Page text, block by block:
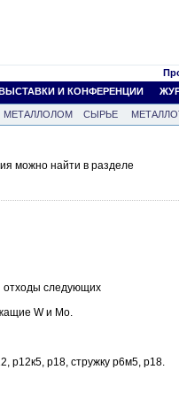
И КОНФЕРЕНЦИИ
МЕТАЛЛОЛОМ СЫРЬЕ
можно найти в разделе
отходы следующих
W и Mo.
р12к5, р18, стружку р6м5, р18.